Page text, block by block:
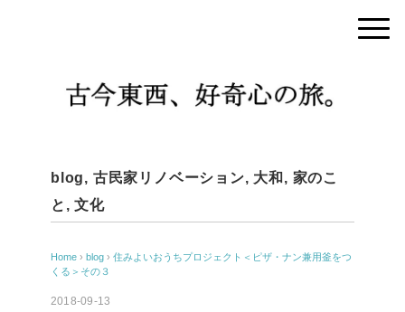
blog, 古民家リノベーション, 大和 , 家のこ
と ,文化
Home › blog › 住みよいおうちプロジェクト＜ピザ・ナン兼用釜をつ
くる＞その３
2018-09-13